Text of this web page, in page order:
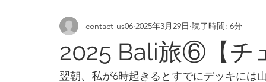
2025 Bali旅⑥【チ
contact-us06 2025年3月29日 読了時間: 6分
翌朝、私が6時起きるとすでにデッキには